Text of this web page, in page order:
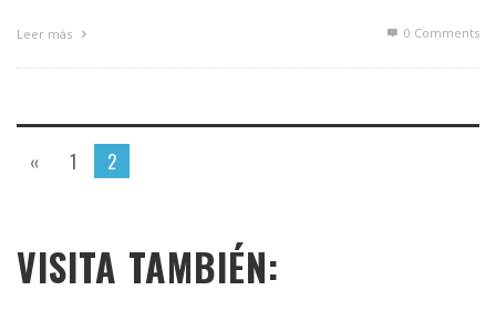
Leer más 0 Comments
« 1 2
VISITA TAMBIÉN: